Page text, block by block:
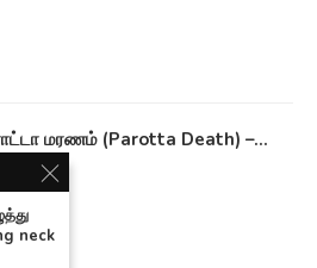
மரணம் (Parotta Death) –...
2021
neck